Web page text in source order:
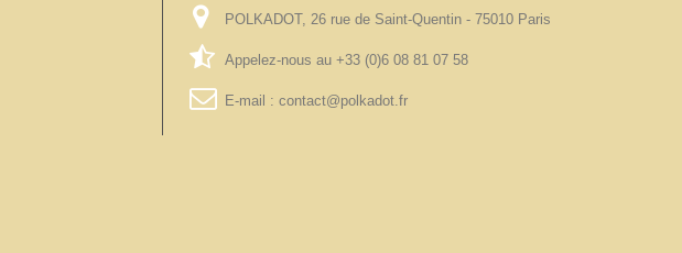
POLKADOT, 26 rue de Saint-Quentin - 75010 Paris
Appelez-nous au +33 (0)6 08 81 07 58
E-mail : contact@polkadot.fr